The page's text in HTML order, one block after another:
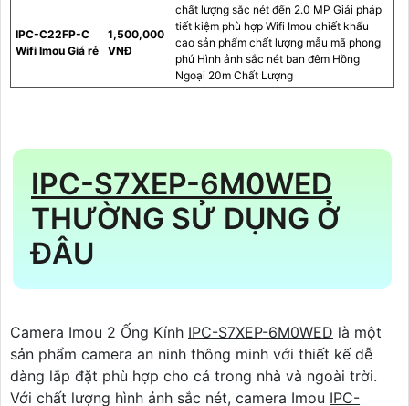
IPC-C22FP-C
Wifi Imou Giá rẻ
1,500,000
VNĐ
chất lượng sắc nét đến 2.0 MP Giải pháp
tiết kiệm phù hợp Wifi Imou chiết khấu
cao sản phẩm chất lượng mẫu mã phong
phú Hình ảnh sắc nét ban đêm Hồng
Ngoại 20m Chất Lượng
IPC-S7XEP-6M0WED
THƯỜNG SỬ DỤNG Ở
ĐÂU
Camera Imou 2 Ống Kính IPC-S7XEP-6M0WED là một
sản phẩm camera an ninh thông minh với thiết kế dễ
dàng lắp đặt phù hợp cho cả trong nhà và ngoài trời.
Với chất lượng hình ảnh sắc nét, camera Imou IPC-